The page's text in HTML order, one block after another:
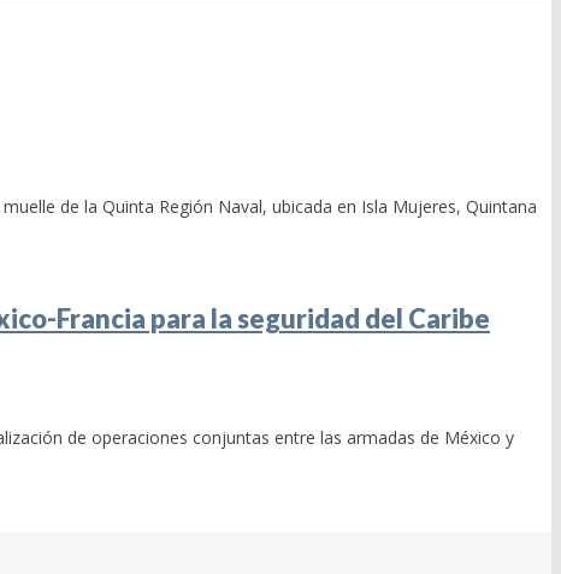
de la Quinta Región Naval, ubicada en Isla Mujeres, Quintana
Francia para la seguridad del Caribe
de operaciones conjuntas entre las armadas de México y